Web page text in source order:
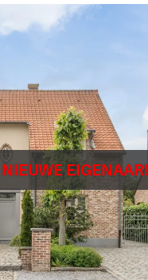
EIGENAAR!